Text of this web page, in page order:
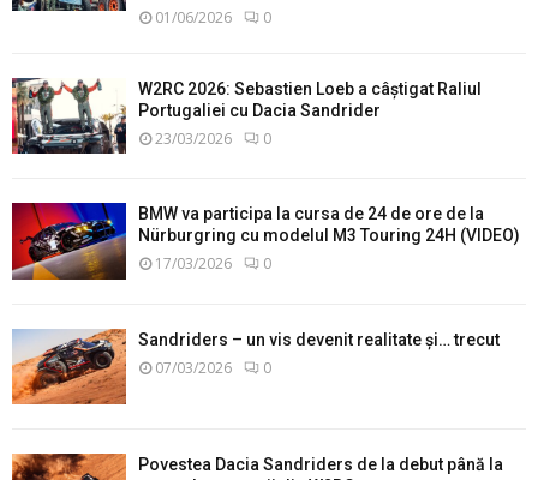
01/06/2026 0
W2RC 2026: Sebastien Loeb a câștigat Raliul
Portugaliei cu Dacia Sandrider
23/03/2026 0
BMW va participa la cursa de 24 de ore de la
Nürburgring cu modelul M3 Touring 24H (VIDEO)
17/03/2026 0
Sandriders – un vis devenit realitate și… trecut
07/03/2026 0
Povestea Dacia Sandriders de la debut până la